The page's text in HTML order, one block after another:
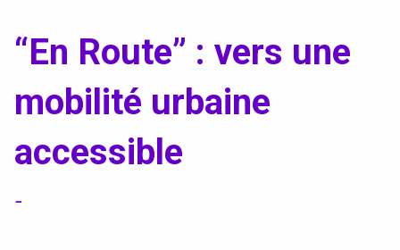
Catalogue de cours
International
“En Route” : vers une
mobilité urbaine
accessible
-